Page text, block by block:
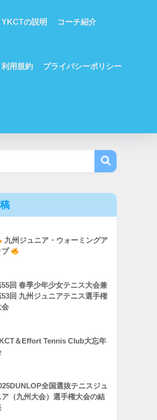
YKCTの説明 コーチ紹介
利用規約 プライバシーポリシー
九州ジュニア・ウォーミングア
プ
55回 春季少年少女テニス大会兼
53回 九州ジュニアテニス選手権
会
＆Effort Tennis Club大忘年
全国選抜テニスジュ
ア（九州大会）選手権大会の結